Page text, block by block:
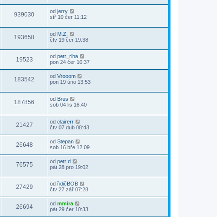
939030 od jerry
stř 10 čer 11:12
193658 od M.Z.
čtv 19 čer 19:38
19523 od petr_riha
pon 24 čer 10:37
183542 od Vrooom
pon 19 úno 13:53
187856 od Brus
sob 04 lis 16:40
21427 od clairerr
čtv 07 dub 08:43
26648 od Stepan
sob 16 bře 12:09
76575 od petr d
pát 28 pro 19:02
27429 od řidičBOB
čtv 27 zář 07:28
26694 od mmira
pát 29 čer 10:33